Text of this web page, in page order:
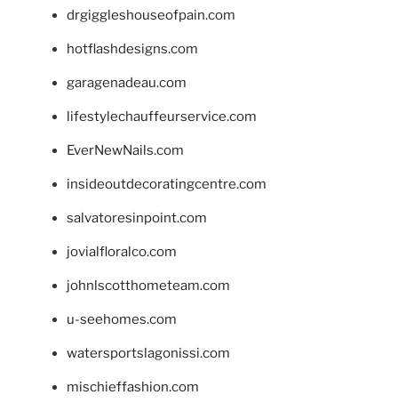
drgiggleshouseofpain.com
hotflashdesigns.com
garagenadeau.com
lifestylechauffeurservice.com
EverNewNails.com
insideoutdecoratingcentre.com
salvatoresinpoint.com
jovialfloralco.com
johnlscotthometeam.com
u-seehomes.com
watersportslagonissi.com
mischieffashion.com